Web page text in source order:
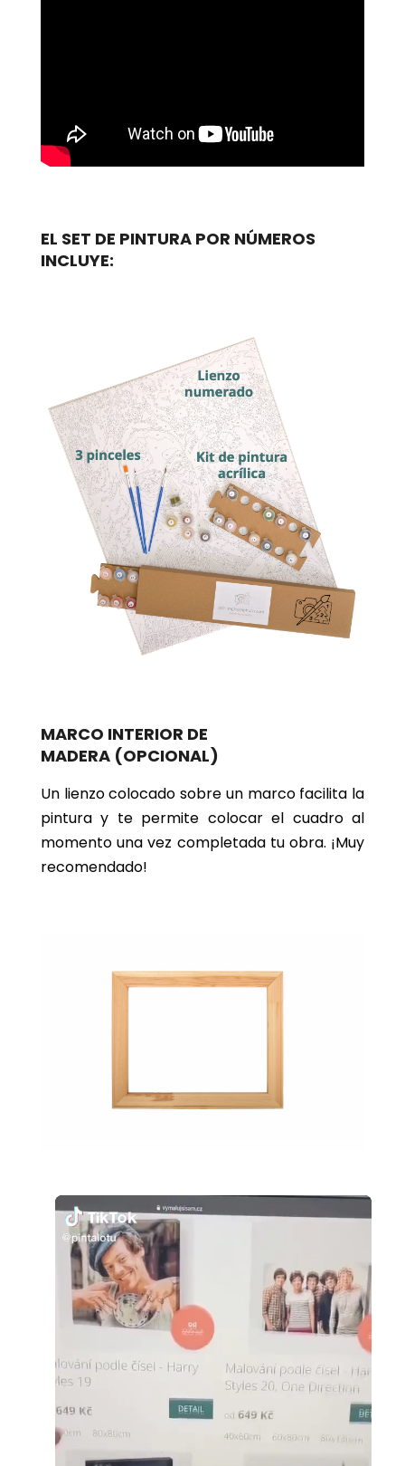
EL SET DE PINTURA POR NÚMEROS
INCLUYE:
MARCO INTERIOR DE
MADERA (OPCIONAL)
Un lienzo colocado sobre un marco facilita la
pintura y te permite colocar el cuadro al
momento una vez completada tu obra. ¡Muy
recomendado!